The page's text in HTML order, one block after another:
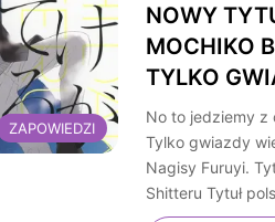
ZAPOWIEDZI
NOWY
MOCHIKO
TYLKO
No to jedziemy z
Tylko gwiazdy
Nagisy Furuyi.
Shitteru Tytuł